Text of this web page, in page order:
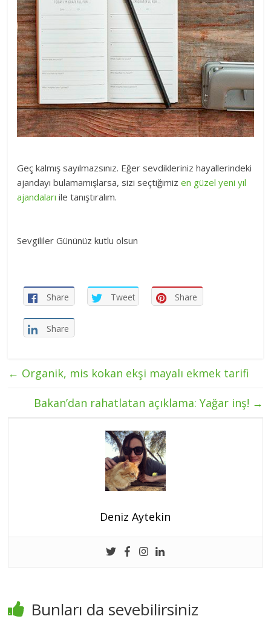
Geç kalmış sayılmazsınız. Eğer sevdikleriniz hayallerindeki
ajandayı bulamamışlarsa, sizi seçtiğimizen güzel yeni yıl
ajandaları ile tanıştıralım.
Sevgililer Gününüz kutlu olsun
Share Tweet Share
Share
← Organik, mis kokan ekşi mayalı ekmek tarifi
Bakan’dan rahatlatan açıklama: Yağar inş! →
Deniz Aytekin
Bunları da sevebilirsiniz